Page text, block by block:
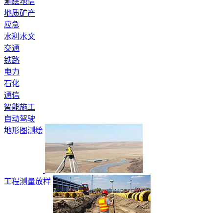
地质矿产
应急
水利水文
交通
铁路
电力
石化
通信
智能施工
自动驾驶
地形图测绘
工程测量放样